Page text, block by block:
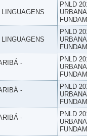
PNLD
PNLD
-
PNLD
-
PNLD
-
PNLD